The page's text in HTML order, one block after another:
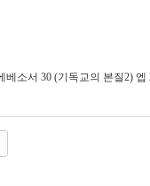
베소서 30 (기독교의 본질2) 엡